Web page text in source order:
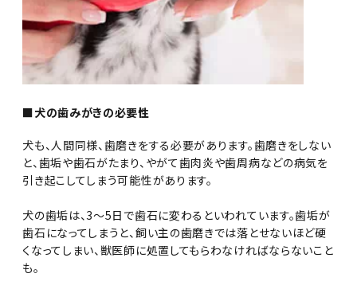
■犬の歯みがきの必要性
犬も、人間同様、歯磨きをする必要があります。歯磨きをしない
と、歯垢や歯石がたまり、やがて歯肉炎や歯周病などの病気を
引き起こしてしまう可能性があります。
犬の歯垢は、3～5日で歯石に変わるといわれています。歯垢が
歯石になってしまうと、飼い主の歯磨きでは落とせないほど硬
くなってしまい、獣医師に処置してもらわなければならないこと
も。